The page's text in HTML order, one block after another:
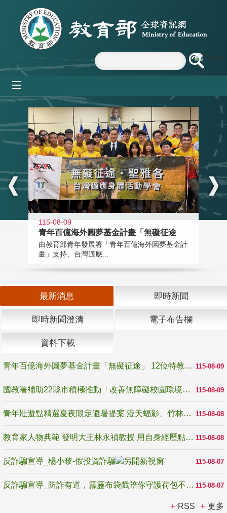
跳到主要內容區塊
:::
115-08-09
青年百億海外圓夢基金計畫「無礙征途
由教育部青年發展署「青年百億海外圓夢基金計
畫」支持、台灣適應...
最新消息 即時新聞
即時新聞澄清 電子布告欄
資料下載
115-08-09
青年百億海外圓夢基金計畫「無礙征途」 12位特教與弱勢青年勇闖西班牙 跨越感官限制見證生命蛻變
115-08-09
國教署補助22縣市積極推動「改善無障礙校園環境計畫」 打造友善、安全、無礙學習空間
115-08-08
青年壯遊點精選夏夜限定避暑提案 漫天蝠影、竹林尋蛙、茶香夜觀 邀青年暮色出發
115-08-08
教育家人物典範 發明大王林永禎教授 用自身經歷點亮學生的路
115-08-07
反詐騙宣導_楊小黎-假投資詐騙
115-08-07
反詐騙宣導_防詐有道，霹靂布袋戲陪你守護荷包不受騙
RSS 更多